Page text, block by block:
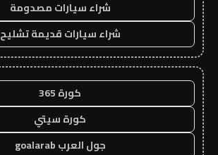
شراء سيارات مصدومة
شراء سيارات قديمة تشليح
كورة 365
كورة سيتي
جول العرب goalarab